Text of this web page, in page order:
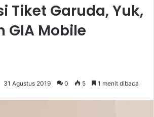
Tiket Garuda, Yuk,
GIA Mobile
31 Agustus 2019 0 5 1 menit dibaca